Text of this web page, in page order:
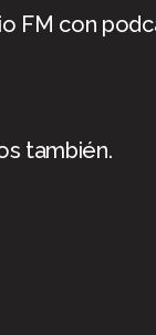
FM con
también.